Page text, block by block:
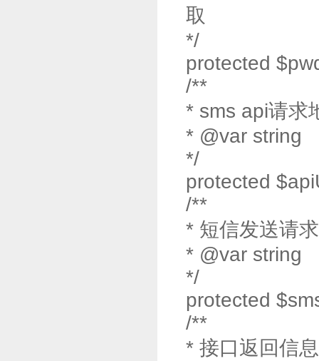
取
*/
protected
/**
* sms api请求
* @var string
*/
protected
/**
* 短信发送请
* @var string
*/
protected
/**
* 接口返回信息